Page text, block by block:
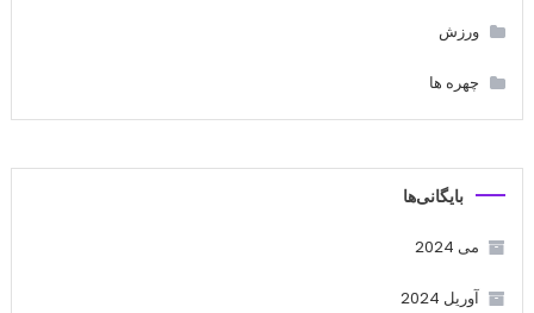
ورزش
چهره ها
بایگانی‌ها
می 2024
آوریل 2024